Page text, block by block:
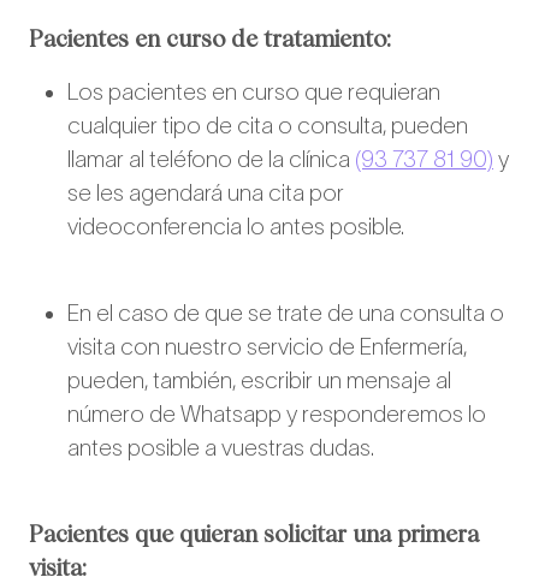
Pacientes en curso de tratamiento:
Los pacientes en curso que requieran
cualquier tipo de cita o consulta, pueden
llamar al teléfono de la clínica (93 737 81 90) y
se les agendará una cita por
videoconferencia lo antes posible.
En el caso de que se trate de una consulta o
visita con nuestro servicio de Enfermería,
pueden, también, escribir un mensaje al
número de Whatsapp y responderemos lo
antes posible a vuestras dudas.
Pacientes que quieran solicitar una primera
visita: